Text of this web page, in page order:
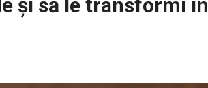
și să le transformi în